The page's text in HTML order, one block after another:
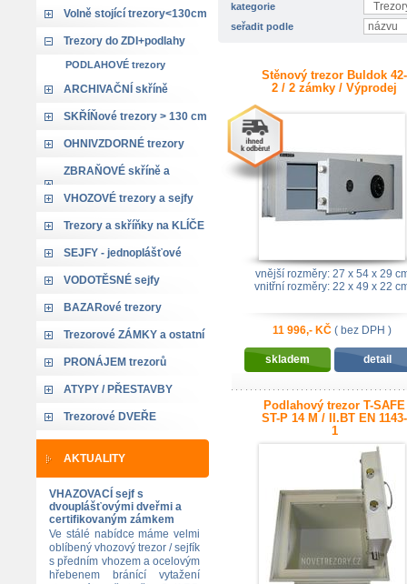
Volně stojící trezory<130cm
Trezory do ZDI+podlahy
PODLAHOVÉ trezory
ARCHIVAČNÍ skříně
SKŘÍŇové trezory > 130 cm
OHNIVZDORNÉ trezory
ZBRAŇOVÉ skříně a
trezory
VHOZOVÉ trezory a sejfy
Trezory a skříňky na KLÍČE
SEJFY - jednoplášťové
VODOTĚSNÉ sejfy
BAZARové trezory
Trezorové ZÁMKY a ostatní
PRONÁJEM trezorů
ATYPY / PŘESTAVBY
Trezorové DVEŘE
AKTUALITY
VHAZOVACÍ sejf s
dvouplášťovými dveřmi a
certifikovaným zámkem
Ve stálé nabídce máme velmi
oblíbený vhozový trezor / sejfík
s předním vhozem a ocelovým
hřebenem bránící vytažení
kategorie
seřadit podle
Stěnový trezor Buldok 42-
2 / 2 zámky / Výprodej
vnější rozměry: 27 x 54 x 29
vnitřní rozměry: 22 x 49 x 22
11 996,- KČ ( bez DPH )
skladem detail
Podlahový trezor T-SAFE
ST-P 14 M / II.BT EN 1143-
1